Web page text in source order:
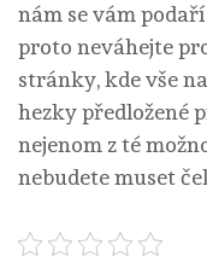
nám se vám
proto neváhejte
stránky, kde vše
hezky předložené
nejenom z té
nebudete muset